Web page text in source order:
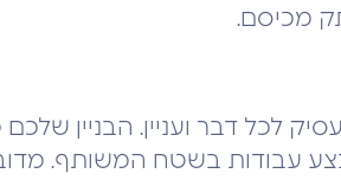
מכיסם.
לכל דבר ועניין. הבניין שלכם
עבודות בשטח המשותף.